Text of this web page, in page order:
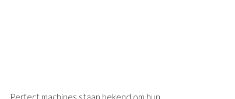
Perfect machines staan bekend om hun